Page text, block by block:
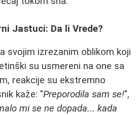
Jastuci: Da li Vrede?
svojim izrezanim oblikom koji
su usmereni na one sa
reakcije su ekstremno
kaže: "Preporodila sam se!",
mi se ne dopada... kada